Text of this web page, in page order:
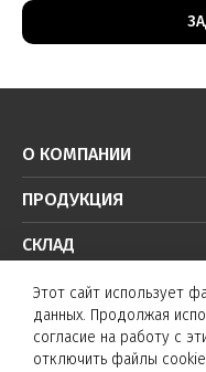
О КОМПАНИИ
ПРОДУКЦИЯ
СКЛАД
РЕШЕНИЯ
ТЕХПОДДЕРЖКА
Этот сайт использует
данных. Продолжая
согласие на работу с
отключить файлы